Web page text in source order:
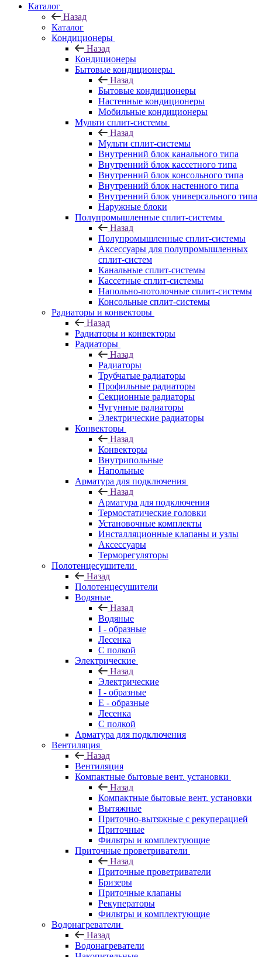
Каталог
Назад
Каталог
Кондиционеры
Назад
Кондиционеры
Бытовые кондиционеры
Назад
Бытовые кондиционеры
Настенные кондиционеры
Мобильные кондиционеры
Мульти сплит-системы
Назад
Мульти сплит-системы
Внутренний блок канального типа
Внутренний блок кассетного типа
Внутренний блок консольного типа
Внутренний блок настенного типа
Внутренний блок универсального типа
Наружные блоки
Полупромышленные сплит-системы
Назад
Полупромышленные сплит-системы
Аксессуары для полупромышленных
сплит-систем
Канальные сплит-системы
Кассетные сплит-системы
Напольно-потолочные сплит-системы
Консольные сплит-системы
Радиаторы и конвекторы
Назад
Радиаторы и конвекторы
Радиаторы
Назад
Радиаторы
Трубчатые радиаторы
Профильные радиаторы
Секционные радиаторы
Чугунные радиаторы
Электрические радиаторы
Конвекторы
Назад
Конвекторы
Внутрипольные
Напольные
Арматура для подключения
Назад
Арматура для подключения
Термостатические головки
Установочные комплекты
Инсталляционные клапаны и узлы
Аксессуары
Терморегуляторы
Полотенцесушители
Назад
Полотенцесушители
Водяные
Назад
Водяные
I - образные
Лесенка
С полкой
Электрические
Назад
Электрические
I - образные
E - образные
Лесенка
С полкой
Арматура для подключения
Вентиляция
Назад
Вентиляция
Компактные бытовые вент. установки
Назад
Компактные бытовые вент. установки
Вытяжные
Приточно-вытяжные с рекуперацией
Приточные
Фильтры и комплектующие
Приточные проветриватели
Назад
Приточные проветриватели
Бризеры
Приточные клапаны
Рекуператоры
Фильтры и комплектующие
Водонагреватели
Назад
Водонагреватели